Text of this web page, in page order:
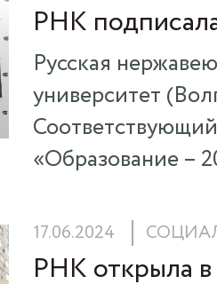
РНК
Русская
университет
«Образование –
17.06.2024
РНК открыла